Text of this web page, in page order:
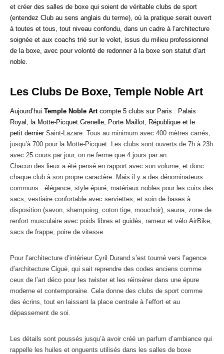
et créer des salles de boxe qui soient de véritable clubs de sport
(entendez Club au sens anglais du terme), où la pratique serait ouvert
à toutes et tous, tout niveau confondu, dans un cadre à l’architecture
soignée et aux coachs trié sur le volet, issus du milieu professionnel
de la boxe, avec pour volonté de redonner à la boxe son statut d’art
noble.
Les Clubs De Boxe, Temple Noble Art
Aujourd’hui Temple Noble Art compte 5 clubs sur Paris : Palais
Royal, la Motte-Picquet Grenelle, Porte Maillot, République et le
petit dernier Saint-Lazare. Tous au minimum avec 400 mètres carrés,
jusqu’à 700 pour la Motte-Picquet. Les clubs sont ouverts de 7h à 23h
avec 25 cours par jour, on ne ferme que 4 jours par an.
Chacun des lieux a été pensé en rapport avec son volume, et donc
chaque club à son propre caractère. Mais il y a des dénominateurs
communs : élégance, style épuré, matériaux nobles pour les cuirs des
sacs, vestiaire confortable avec serviettes, et soin de bases à
disposition (savon, shampoing, coton tige, mouchoir), sauna, zone de
renfort musculaire avec poids libres et guidés, rameur et vélo AirBike,
sacs de frappe, poire de vitesse.
Pour l’architecture d’intérieur Cyril Durand s’est tourné vers l’agence
d’architecture Ciguë, qui sait reprendre des codes anciens comme
ceux de l’art déco pour les twister et les réinsérer dans une épure
moderne et contemporaine. Cela donne des clubs de sport comme
des écrins, tout en laissant la place centrale à l’effort et au
dépassement de soi.
Les détails sont poussés jusqu’à avoir créé un parfum d’ambiance qui
rappelle les huiles et onguents utilisés dans les salles de boxe